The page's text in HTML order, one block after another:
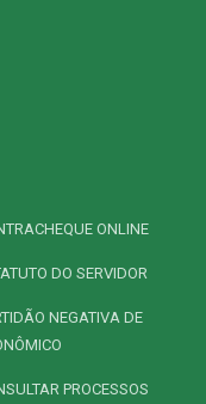
ONLINE
DO SERVIDOR
NEGATIVA DE
PROCESSOS